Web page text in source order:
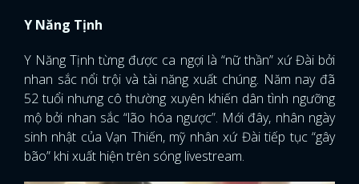
Y Năng Tịnh
Y Năng Tịnh từng được ca ngợi là “nữ thần” xứ Đài bởi
nhan sắc nổi trội và tài năng xuất chúng. Năm nay đã
52 tuổi nhưng cô thường xuyên khiến dân tình ngưỡng
mộ bởi nhan sắc “lão hóa ngược”. Mới đây, nhân ngày
sinh nhật của Vạn Thiến, mỹ nhân xứ Đài tiếp tục “gây
bão” khi xuất hiện trên sóng livestream.